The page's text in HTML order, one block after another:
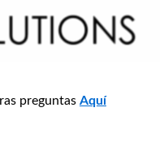
preguntas Aquí